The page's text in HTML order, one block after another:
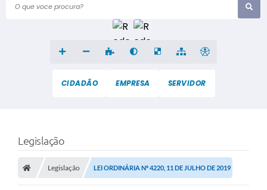
O que voce procura?
CIDADÃO EMPRESA SERVIDOR
Legislação
Legislação LEI ORDINÁRIA Nº 4220, 11 DE JULHO DE 2019